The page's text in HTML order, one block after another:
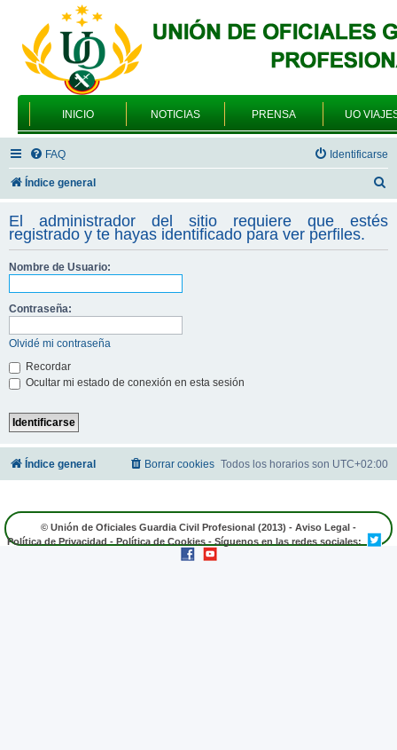
INICIO NOTICIAS PRENSA UO
FAQ Identificarse
Índice general
s
c
El administrador del sitio requiere que estés
registrado y te hayas identificado para ver perfiles.
Nombre de Usuario:
Contraseña:
Olvidé mi contraseña
Recordar
Ocultar mi estado de conexión en esta sesión
Índice general Todos los horarios son UTC+02:00
Borrar cookies
© Unión de Oficiales Guardia Civil Profesional (2013) - Aviso Legal -
Política de Privacidad - Política de Cookies - Síguenos en las redes sociales: